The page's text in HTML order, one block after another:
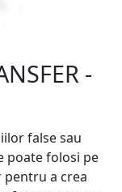
-
false sau
poate folosi pe
a crea